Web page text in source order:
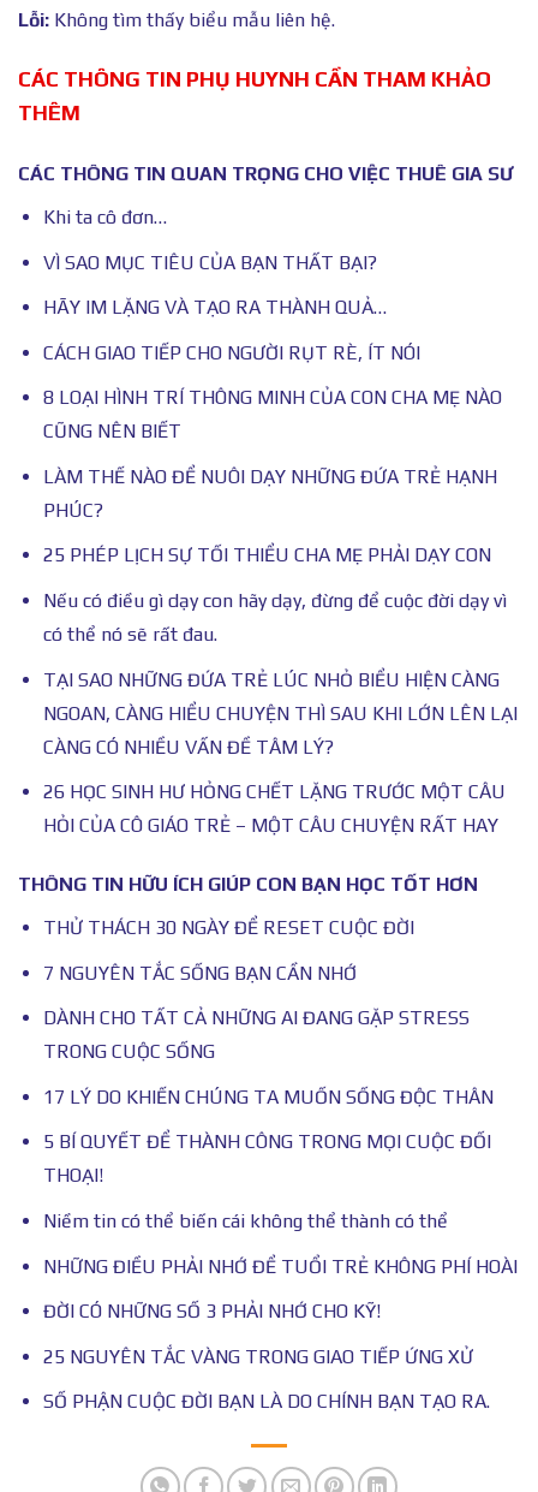
Lỗi: Không tìm thấy biểu mẫu liên hệ.
CÁC THÔNG TIN PHỤ HUYNH CẦN THAM KHẢO
THÊM
CÁC THÔNG TIN QUAN TRỌNG CHO VIỆC THUÊ GIA SƯ
Khi ta cô đơn…
VÌ SAO MỤC TIÊU CỦA BẠN THẤT BẠI?
HÃY IM LẶNG VÀ TẠO RA THÀNH QUẢ…
CÁCH GIAO TIẾP CHO NGƯỜI RỤT RÈ, ÍT NÓI
8 LOẠI HÌNH TRÍ THÔNG MINH CỦA CON CHA MẸ NÀO
CŨNG NÊN BIẾT
LÀM THẾ NÀO ĐỂ NUÔI DẠY NHỮNG ĐỨA TRẺ HẠNH
PHÚC?
25 PHÉP LỊCH SỰ TỐI THIỂU CHA MẸ PHẢI DẠY CON
Nếu có điều gì dạy con hãy dạy, đừng để cuộc đời dạy vì
có thể nó sẽ rất đau.
TẠI SAO NHỮNG ĐỨA TRẺ LÚC NHỎ BIỂU HIỆN CÀNG
NGOAN, CÀNG HIỂU CHUYỆN THÌ SAU KHI LỚN LÊN LẠI
CÀNG CÓ NHIỀU VẤN ĐỀ TÂM LÝ?
26 HỌC SINH HƯ HỎNG CHẾT LẶNG TRƯỚC MỘT CÂU
HỎI CỦA CÔ GIÁO TRẺ – MỘT CÂU CHUYỆN RẤT HAY
THÔNG TIN HỮU ÍCH GIÚP CON BẠN HỌC TỐT HƠN
THỬ THÁCH 30 NGÀY ĐỂ RESET CUỘC ĐỜI
7 NGUYÊN TẮC SỐNG BẠN CẦN NHỚ
DÀNH CHO TẤT CẢ NHỮNG AI ĐANG GẶP STRESS
TRONG CUỘC SỐNG
17 LÝ DO KHIẾN CHÚNG TA MUỐN SỐNG ĐỘC THÂN
5 BÍ QUYẾT ĐỂ THÀNH CÔNG TRONG MỌI CUỘC ĐỐI
THOẠI!
Niềm tin có thể biến cái không thể thành có thể
NHỮNG ĐIỀU PHẢI NHỚ ĐỂ TUỔI TRẺ KHÔNG PHÍ HOÀI
ĐỜI CÓ NHỮNG SỐ 3 PHẢI NHỚ CHO KỸ!
25 NGUYÊN TẮC VÀNG TRONG GIAO TIẾP ỨNG XỬ
SỐ PHẬN CUỘC ĐỜI BẠN LÀ DO CHÍNH BẠN TẠO RA.